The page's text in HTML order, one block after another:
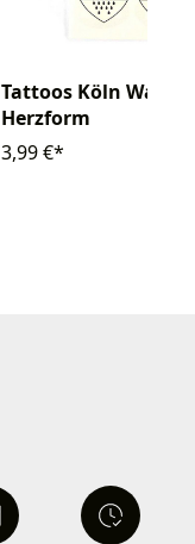
Tattoos Köln
Herzform
3,99 €*